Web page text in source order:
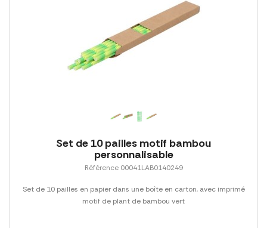
Set de 10 pailles motif bambou
personnalisable
Référence 00041LAB0140249
Set de 10 pailles en papier dans une boîte en carton, avec imprimé
motif de plant de bambou vert